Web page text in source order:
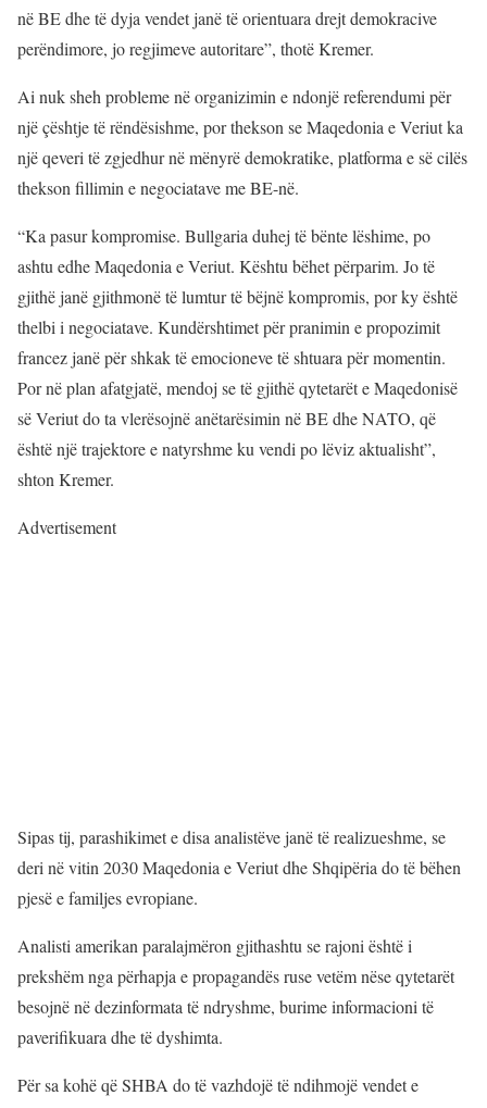
në BE dhe të dyja vendet janë të orientuara drejt demokracive
perëndimore, jo regjimeve autoritare”, thotë Kremer.
Ai nuk sheh probleme në organizimin e ndonjë referendumi për
një çështje të rëndësishme, por thekson se Maqedonia e Veriut ka
një qeveri të zgjedhur në mënyrë demokratike, platforma e së cilës
thekson fillimin e negociatave me BE-në.
“Ka pasur kompromise. Bullgaria duhej të bënte lëshime, po
ashtu edhe Maqedonia e Veriut. Kështu bëhet përparim. Jo të
gjithë janë gjithmonë të lumtur të bëjnë kompromis, por ky është
thelbi i negociatave. Kundërshtimet për pranimin e propozimit
francez janë për shkak të emocioneve të shtuara për momentin.
Por në plan afatgjatë, mendoj se të gjithë qytetarët e Maqedonisë
së Veriut do ta vlerësojnë anëtarësimin në BE dhe NATO, që
është një trajektore e natyrshme ku vendi po lëviz aktualisht”,
shton Kremer.
Advertisement
Sipas tij, parashikimet e disa analistëve janë të realizueshme, se
deri në vitin 2030 Maqedonia e Veriut dhe Shqipëria do të bëhen
pjesë e familjes evropiane.
Analisti amerikan paralajmëron gjithashtu se rajoni është i
prekshëm nga përhapja e propagandës ruse vetëm nëse qytetarët
besojnë në dezinformata të ndryshme, burime informacioni të
paverifikuara dhe të dyshimta.
Për sa kohë që SHBA do të vazhdojë të ndihmojë vendet e